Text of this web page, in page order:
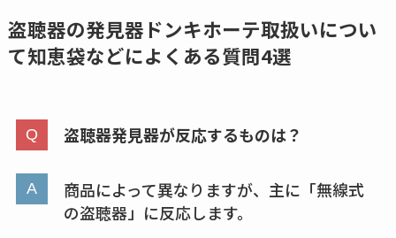
め替えはどこで売っ
てる？ドンキ・ロフ
トなど販売店や安い
アクアテクトゲルが
こ？楽天・amazonで
買える？値段や手荒
盗聴器の発見器ドンキホーテ取扱いについ
て知恵袋などによくある質問4選
盗聴器発見器が反応するものは？
商品によって異なりますが、主に「無線式
の盗聴器」に反応します。